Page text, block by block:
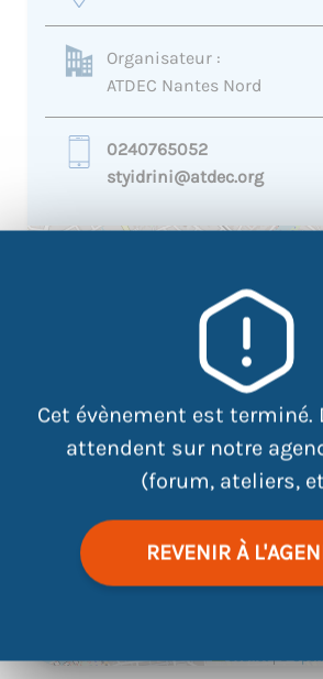
Cet évènement est terminé.
attendent sur notre
(forum, ateliers,
REVENIR À
Organisateur :
ATDEC Nantes Nord
0240765052
styidrini@atdec.org
81 rue des Renards -44300
Leaflet